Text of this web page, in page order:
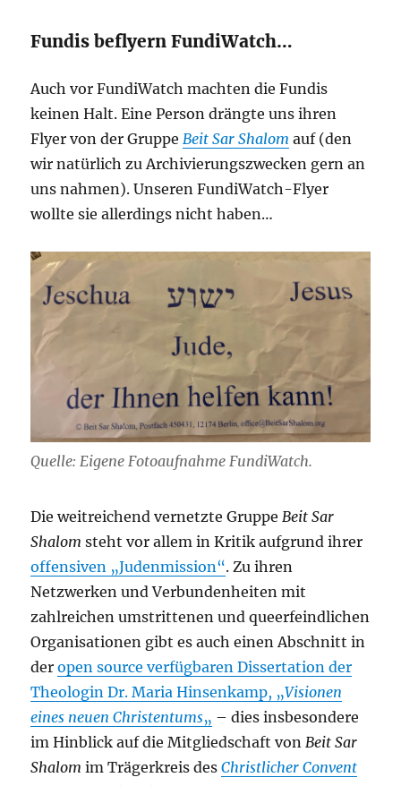
Fundis beflyern FundiWatch…
Auch vor FundiWatch machten die Fundis
keinen Halt. Eine Person drängte uns ihren
Flyer von der Gruppe Beit Sar Shalom auf (den
wir natürlich zu Archivierungszwecken gern an
uns nahmen). Unseren FundiWatch-Flyer
wollte sie allerdings nicht haben…
Quelle: Eigene Fotoaufnahme FundiWatch.
Die weitreichend vernetzte Gruppe Beit Sar
Shalom steht vor allem in Kritik aufgrund ihrer
offensiven „Judenmission“. Zu ihren
Netzwerken und Verbundenheiten mit
zahlreichen umstrittenen und queerfeindlichen
Organisationen gibt es auch einen Abschnitt in
deropen source verfügbaren Dissertation der
Theologin Dr. Maria Hinsenkamp, „Visionen
eines neuen Christentums„ – dies insbesondere
im Hinblick auf die Mitgliedschaft von Beit Sar
Shalom im Trägerkreis desChristlicher Convent